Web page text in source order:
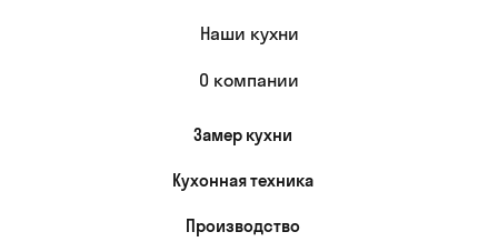
Наши кухни
О компании
Замер кухни
Кухонная техника
Производство